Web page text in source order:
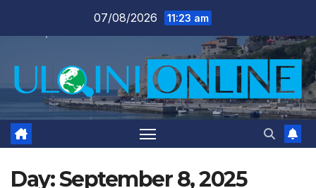
07/08/2026 11:23 am
Day:September 8, 2025